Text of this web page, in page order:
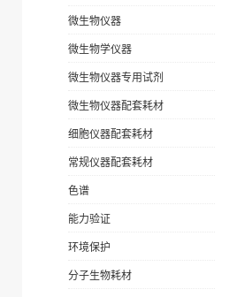
微生物仪器
微生物学仪器
微生物仪器专用试剂
微生物仪器配套耗材
细胞仪器配套耗材
常规仪器配套耗材
色谱
能力验证
环境保护
分子生物耗材